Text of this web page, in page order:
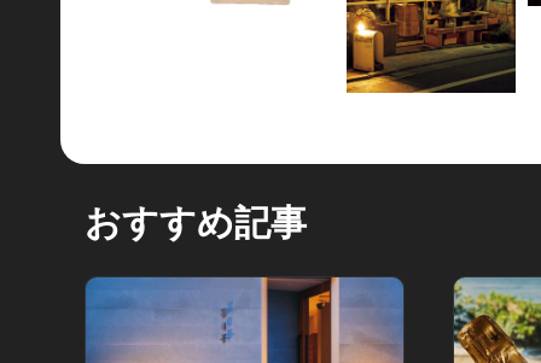
おすすめ記事